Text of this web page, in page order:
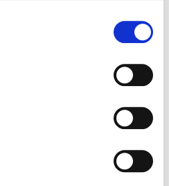
Price on demand